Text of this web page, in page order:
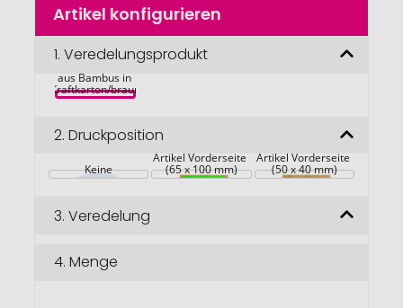
Anfang
Bildgalerie
Artikel konfigurieren
1. Veredelungsprodukt
aus Bambus in
Kraftkarton/braun
2. Druckposition
Keine
Artikel Vorderseite
(65 x 100 mm)
Artikel Vorderseite
(50 x 40 mm)
3. Veredelung
4. Menge